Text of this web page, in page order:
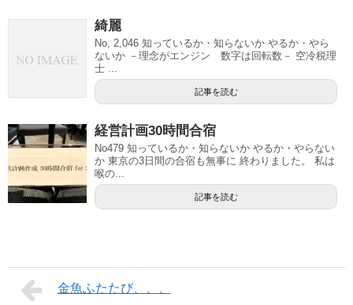
綺麗
No, 2,046 知っているか・知らないか やるか・やら
ないか －理念がエンジン 数字は回転数－ 空冷税理
士 ...
記事を読む
経営計画30時間合宿
No479 知っているか・知らないか やるか・やらない
か 東京の3日間の合宿も無事に 終わりました。 私は
喉の...
記事を読む
金魚ふたたび、、、